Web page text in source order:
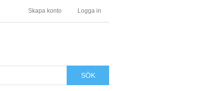
Skapa konto Logga in
SÖK